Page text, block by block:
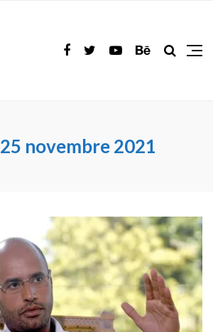
25 novembre 2021